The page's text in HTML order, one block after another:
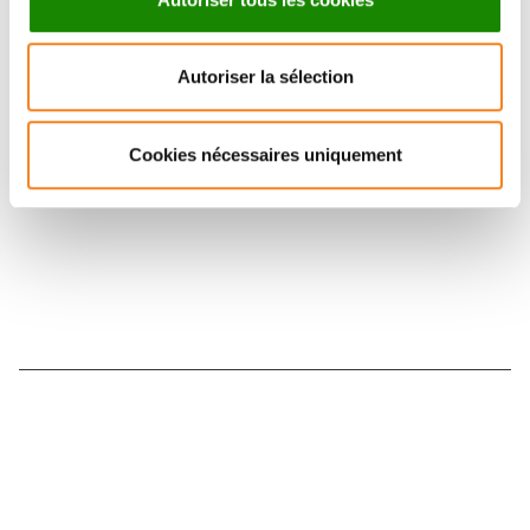
Autoriser la sélection
Cookies nécessaires uniquement
Suivez l'Institut Curie
sociaux et en vous inscrivant à notre newsletter.
Inscrivez-vous à la newsletter